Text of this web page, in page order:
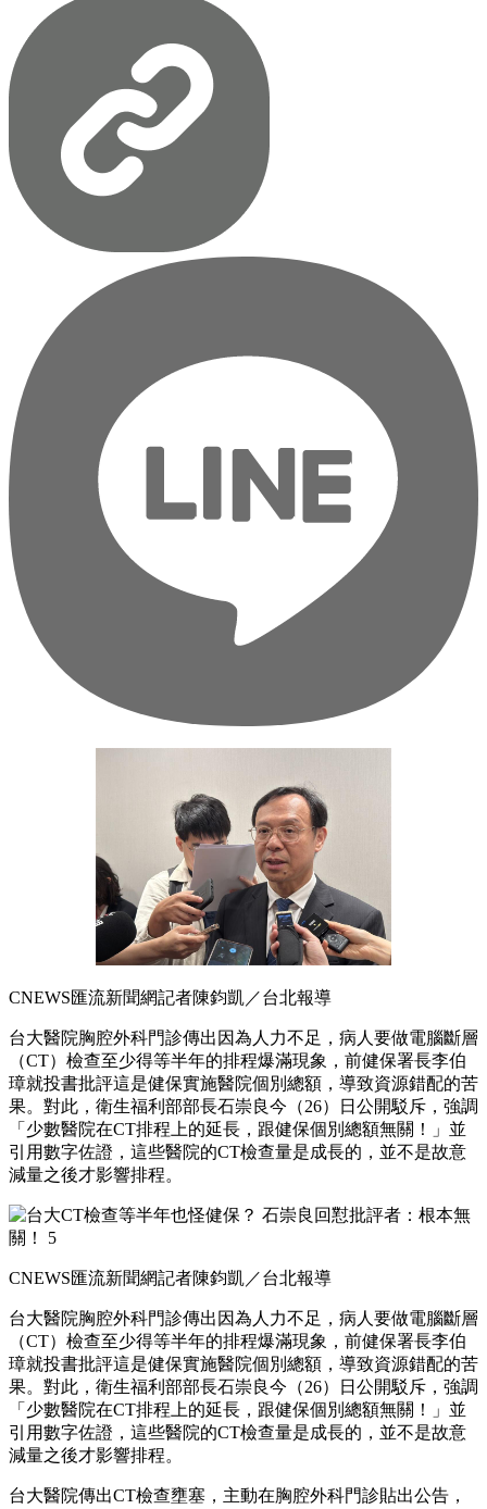
CNEWS匯流新聞網記者陳鈞凱／台北報導
台大醫院胸腔外科門診傳出因為人力不足，病人要做電腦斷層
（CT）檢查至少得等半年的排程爆滿現象，前健保署長李伯
璋就投書批評這是健保實施醫院個別總額，導致資源錯配的苦
果。對此，衛生福利部部長石崇良今（26）日公開駁斥，強調
「少數醫院在CT排程上的延長，跟健保個別總額無關！」並
引用數字佐證，這些醫院的CT檢查量是成長的，並不是故意
減量之後才影響排程。
CNEWS匯流新聞網記者陳鈞凱／台北報導
台大醫院胸腔外科門診傳出因為人力不足，病人要做電腦斷層
（CT）檢查至少得等半年的排程爆滿現象，前健保署長李伯
璋就投書批評這是健保實施醫院個別總額，導致資源錯配的苦
果。對此，衛生福利部部長石崇良今（26）日公開駁斥，強調
「少數醫院在CT排程上的延長，跟健保個別總額無關！」並
引用數字佐證，這些醫院的CT檢查量是成長的，並不是故意
減量之後才影響排程。
台大醫院傳出CT檢查壅塞，主動在胸腔外科門診貼出公告，